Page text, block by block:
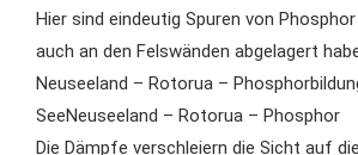
Hier sind eindeutig Spuren von
auch an den Felswänden abgelagert
Neuseeland – Rotorua –
SeeNeuseeland – Rotorua – Phosphor
Die Dämpfe verschleiern die Sicht auf